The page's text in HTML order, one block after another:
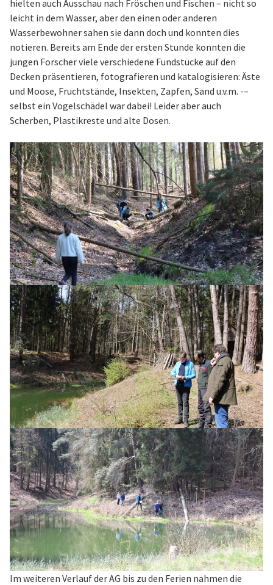
hielten auch Ausschau nach Fröschen und Fischen – nicht so
leicht in dem Wasser, aber den einen oder anderen
Wasserbewohner sahen sie dann doch und konnten dies
notieren. Bereits am Ende der ersten Stunde konnten die
jungen Forscher viele verschiedene Fundstücke auf den
Decken präsentieren, fotografieren und katalogisieren: Äste
und Moose, Fruchtstände, Insekten, Zapfen, Sand u.v.m. -–
selbst ein Vogelschädel war dabei! Leider aber auch
Scherben, Plastikreste und alte Dosen.
Im weiteren Verlauf der AG bis zu den Ferien nahmen die